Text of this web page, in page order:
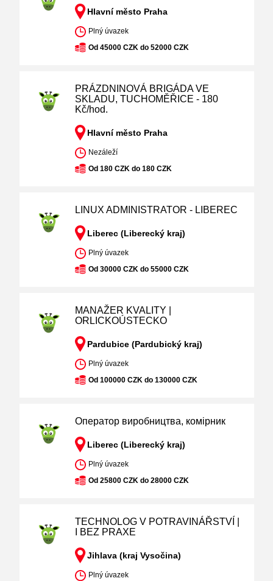
Hlavní město Praha
Plný úvazek
Od 45000 CZK do 52000 CZK
PRÁZDNINOVÁ BRIGÁDA VE
SKLADU, TUCHOMĚŘICE - 180
Kč/hod.
Hlavní město Praha
Nezáleží
Od 180 CZK do 180 CZK
LINUX ADMINISTRATOR - LIBEREC
Liberec (Liberecký kraj)
Plný úvazek
Od 30000 CZK do 55000 CZK
MANAŽER KVALITY |
ORLICKOÚSTECKO
Pardubice (Pardubický kraj)
Plný úvazek
Od 100000 CZK do 130000 CZK
Оператор виробництва, комірник
Liberec (Liberecký kraj)
Plný úvazek
Od 25800 CZK do 28000 CZK
TECHNOLOG V POTRAVINÁŘSTVÍ |
I BEZ PRAXE
Jihlava (kraj Vysočina)
Plný úvazek